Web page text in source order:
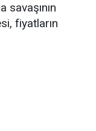
savaşının
fiyatların